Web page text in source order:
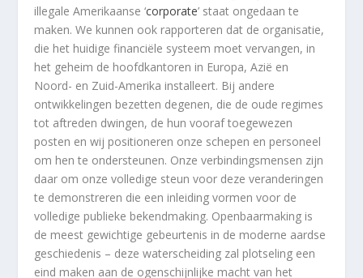
illegale Amerikaanse ‘corporate’ staat ongedaan te
maken. We kunnen ook rapporteren dat de organisatie,
die het huidige financiële systeem moet vervangen, in
het geheim de hoofdkantoren in Europa, Azië en
Noord- en Zuid-Amerika installeert. Bij andere
ontwikkelingen bezetten degenen, die de oude regimes
tot aftreden dwingen, de hun vooraf toegewezen
posten en wij positioneren onze schepen en personeel
om hen te ondersteunen. Onze verbindingsmensen zijn
daar om onze volledige steun voor deze veranderingen
te demonstreren die een inleiding vormen voor de
volledige publieke bekendmaking. Openbaarmaking is
de meest gewichtige gebeurtenis in de moderne aardse
geschiedenis – deze waterscheiding zal plotseling een
eind maken aan de ogenschijnlijke macht van het